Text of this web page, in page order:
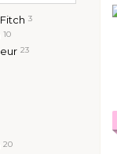
3
10
23
20